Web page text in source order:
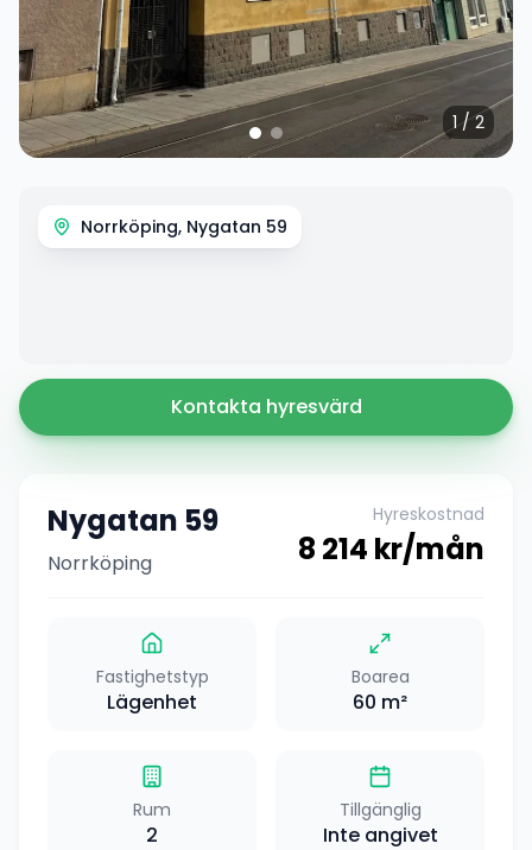
1/2
Norrköping, Nygatan 59
Kontakta hyresvärd
Nygatan 59
Norrköping
Hyreskostnad
8 214 kr/mån
Fastighetstyp
Lägenhet
Boarea
60 m²
Rum
2
Tillgänglig
Inte angivet